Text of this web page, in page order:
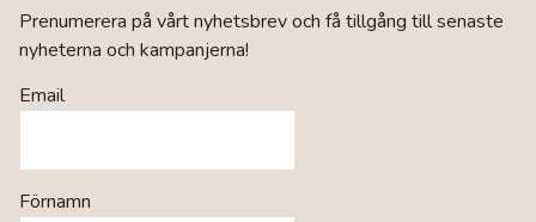
Prenumerera på vårt nyhetsbrev och få tillgång till senaste
nyheterna och kampanjerna!
Email
Förnamn